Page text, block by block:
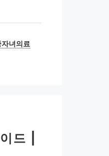
녀의료
드 |